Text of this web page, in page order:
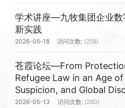
学术讲座—九牧集团企业数
新实践
2026-05-18 (258)
苍霞论坛—From
Refugee Law in an Age
Suspicion, and Global
2026-05-13 (260)